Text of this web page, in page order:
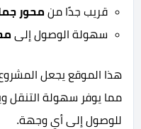
قريب جدًا من محور
سهولة الوصول إلى
هذا الموقع يجعل
مما يوفر سهولة التنقل
للوصول إلى أي وجهة.